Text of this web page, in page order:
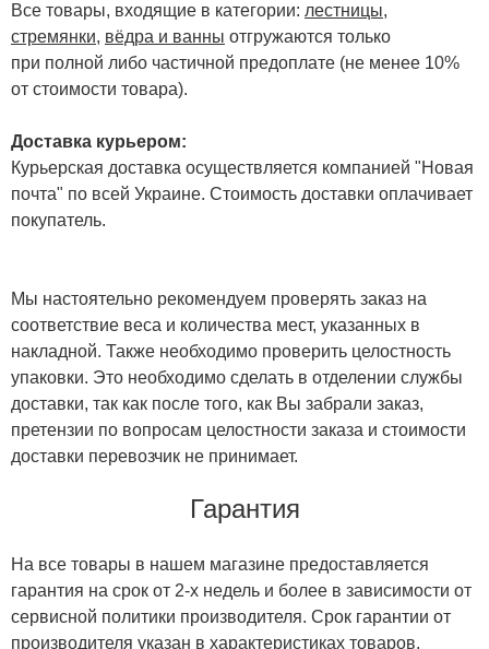
Все товары, входящие в категории: лестницы,
стремянки, вёдра и ванны отгружаются только
при полной либо частичной предоплате (не менее 10%
от стоимости товара).
Доставка курьером:
Курьерская доставка осуществляется компанией "Новая
почта" по всей Украине. Стоимость доставки оплачивает
покупатель.
Мы настоятельно рекомендуем проверять заказ на
соответствие веса и количества мест, указанных в
накладной. Также необходимо проверить целостность
упаковки. Это необходимо сделать в отделении службы
доставки, так как после того, как Вы забрали заказ,
претензии по вопросам целостности заказа и стоимости
доставки перевозчик не принимает.
Гарантия
На все товары в нашем магазине предоставляется
гарантия на срок от 2-х недель и более в зависимости от
сервисной политики производителя. Срок гарантии от
производителя указан в характеристиках товаров.